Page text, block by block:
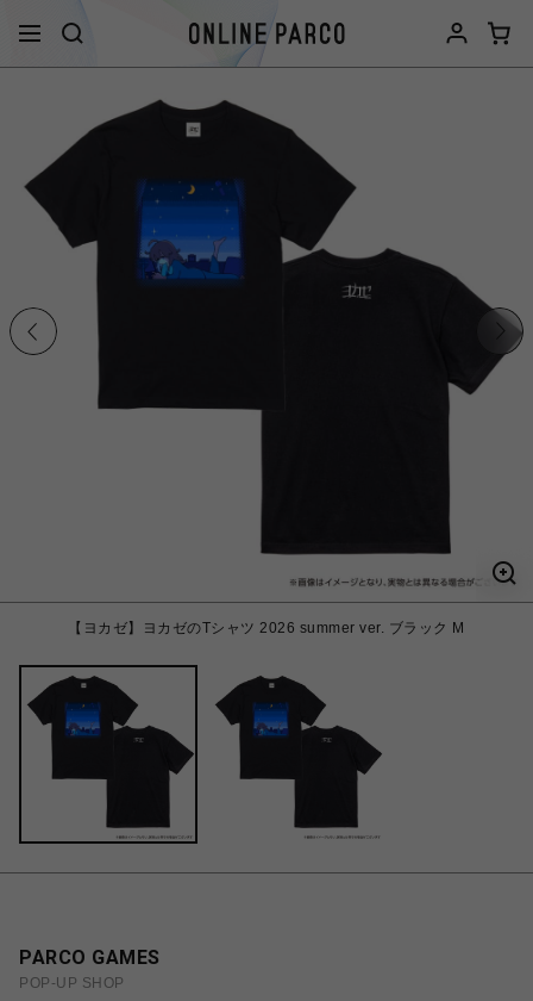
【ヨカゼ】ヨカゼのTシャツ 2026 summer ver. ブラック M
PARCO GAMES
POP-UP SHOP